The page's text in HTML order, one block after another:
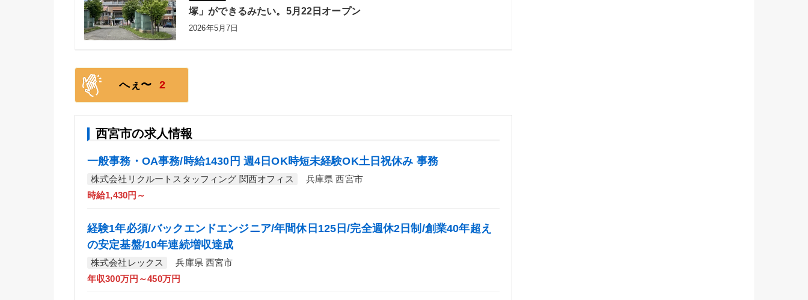
塚」ができるみたい。5月22日オープン
2026年5月7日
へぇ〜 2
西宮市の求人情報
一般事務・OA事務/時給1430円 週4日OK時短未経験OK土日祝休み 事務
株式会社リクルートスタッフィング 関西オフィス
兵庫県 西宮市
時給1,430円～
経験1年必須/バックエンドエンジニア/年間休日125日/完全週休2日制/創業40年超え
の安定基盤/10年連続増収達成
株式会社レックス
兵庫県 西宮市
年収300万円～450万円